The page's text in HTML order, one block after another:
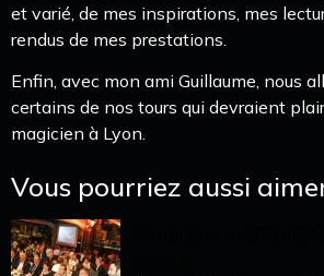
et varié, de mes inspirations, mes
rendus de mes prestations.
Enfin, avec mon ami Guillaume, nous
certains de nos tours qui devraient
magicien à Lyon.
Vous pourriez aussi